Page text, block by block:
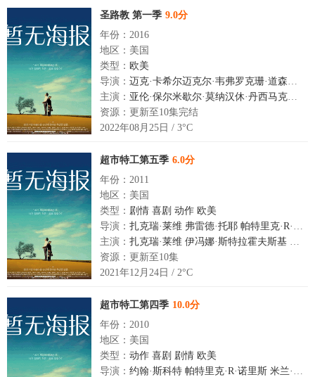
圣路教 第一季 9.0分
年份：2016
地区：美国
类型： 欧美
导演： 迈克·卡希尔迈克尔·韦弗罗克珊·道森帕特里克·R·诺里斯
主演： 亚伦·保尔米歇尔·莫纳汉休·丹西马克西·艾里奇
资源：更新至10集完结
2022年08月25日 / 3°C
超市特工第五季 6.0分
年份：2011
地区：美国
类型： 剧情 喜剧 动作 欧美
导演： 扎克瑞·莱维 弗雷德·托耶 帕特里克·R·诺里斯
主演： 扎克瑞·莱维 伊冯娜·斯特拉霍夫斯基 约书
资源：更新至10集
2021年12月24日 / 2°C
超市特工第四季 10.0分
年份：2010
地区：美国
类型： 动作 喜剧 剧情 欧美
导演： 约翰·斯科特 帕特里克·R·诺里斯 米兰·赫伊洛夫